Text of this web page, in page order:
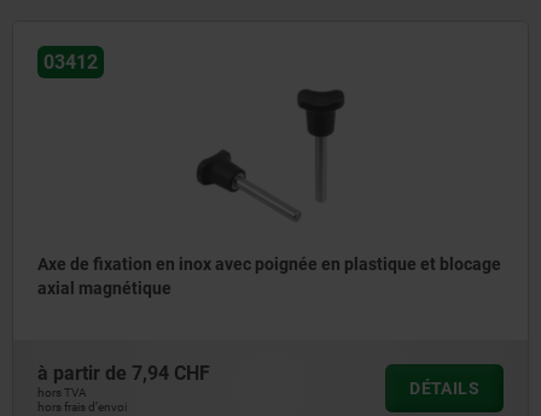
03412
Axe de fixation en inox avec poignée en plastique et blocage
axial magnétique
à partir de 7,94 CHF
hors TVA
hors frais d’envoi
DÉTAILS